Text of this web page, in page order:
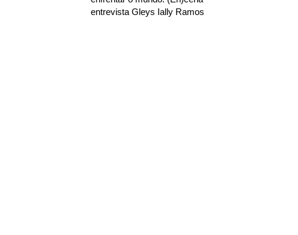
entrevista Gleys Ially Ramos